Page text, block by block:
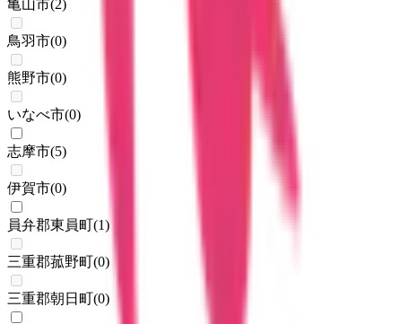
亀山市(2)
鳥羽市(0)
熊野市(0)
いなべ市(0)
志摩市(5)
伊賀市(0)
員弁郡東員町(1)
三重郡菰野町(0)
三重郡朝日町(0)